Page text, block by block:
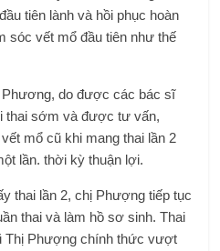
tiên lành và hồi phục hoàn
sóc vết mổ đầu tiên như thế
do được các bác sĩ
thai sớm và được tư vấn,
mổ cũ khi mang thai lần 2
lần. thời kỳ thuận lợi.
thai lần 2, chị Phượng tiếp tục
thai và làm hồ sơ sinh. Thai
Thị Phượng chính thức vượt